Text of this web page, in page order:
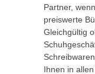
Partner,
preiswerte
Gleichgültig
Ihnen in